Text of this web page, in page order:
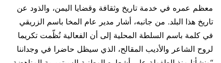
معظم عمره في خدمة تاريخ وثقافة وقضايا اليمن، والذود عن
تاريخ هذا البلد. من جانبه، أشار مدير عام المخا باسم الزريقي
في كلمة باسم السلطة المحلية إلى أن الفعالية نُظّمت تكريما
لروح الشاعر والأديب المقالح، الذي سيظل حاضرا في وجداننا